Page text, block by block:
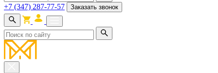
+7 (347) 287-77-57 Заказать звонок